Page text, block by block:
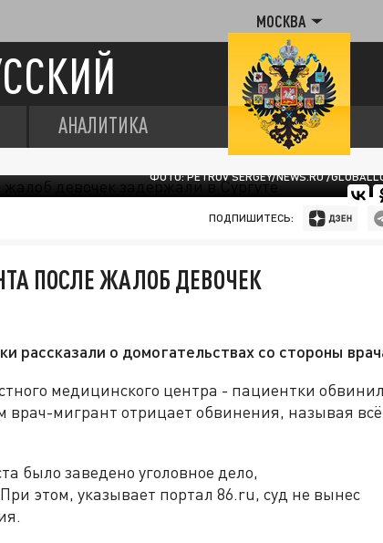
МОСКВА
АНАЛИТИКА
ФОТО: PETROV SERGEY/NEWS.RU /
ПОДПИШИТЕСЬ:
ПОСЛЕ ЖАЛОБ ДЕВОЧЕК
рассказали о домогательствах со стороны
медицинского центра - пациентки
врач-мигрант отрицает обвинения, называя всё
было заведено уголовное дело,
этом, указывает портал 86.ru, суд не вынес